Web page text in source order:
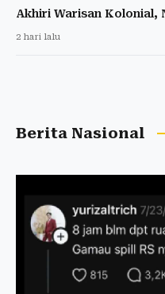
Akhiri Warisan Kolonial,
2 hari lalu
Berita Nasional